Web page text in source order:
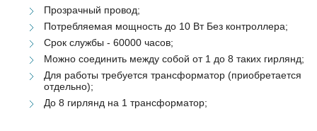
Прозрачный провод;
Потребляемая мощность до 10 Вт Без контроллера;
Срок службы - 60000 часов;
Можно соединить между собой от 1 до 8 таких гирлянд;
Для работы требуется трансформатор (приобретается
отдельно);
До 8 гирлянд на 1 трансформатор;